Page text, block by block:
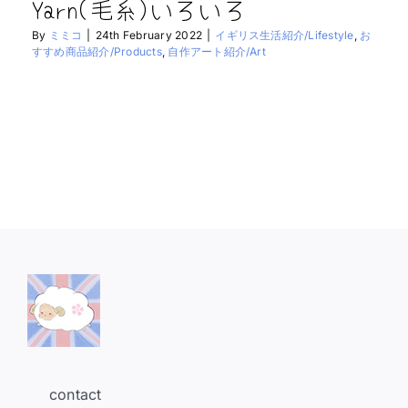
Yarn(毛糸)いろいろ
By ミミコ 24th February 2022 イギリス生活紹介/Lifestyle, お
すすめ商品紹介/Products, 自作アート紹介/Art
contact